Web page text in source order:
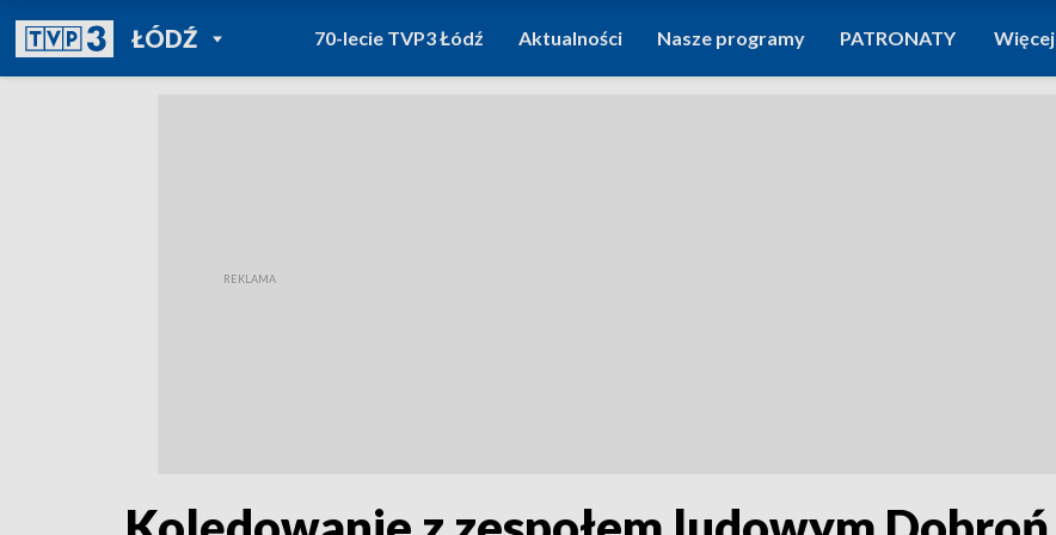
ŁÓDŹPOWRÓT DO
TVP REGIONY
70-lecie TVP3 Łódź Aktualności Nasze programy PATRONATY Więcej